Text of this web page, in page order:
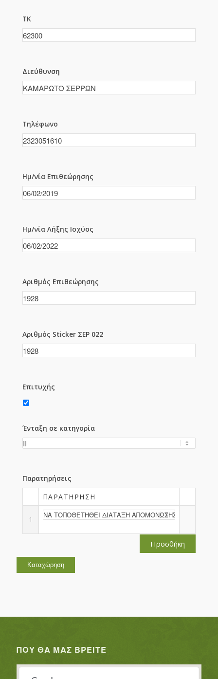
ΤΚ
Διεύθυνση
Τηλέφωνο
Ημ/νία Επιθεώρησης
Ημ/νία Λήξης Ισχύος
Αριθμός Επιθεώρησης
Αριθμός Sticker ΣΕΡ 022
Επιτυχής
Ένταξη σε κατηγορία
Παρατηρήσεις
ΠΑΡΑΤΉΡΗΣΗ
1
Προσθήκη
ΠΟΥ ΘΑ ΜΑΣ ΒΡΕΊΤΕ